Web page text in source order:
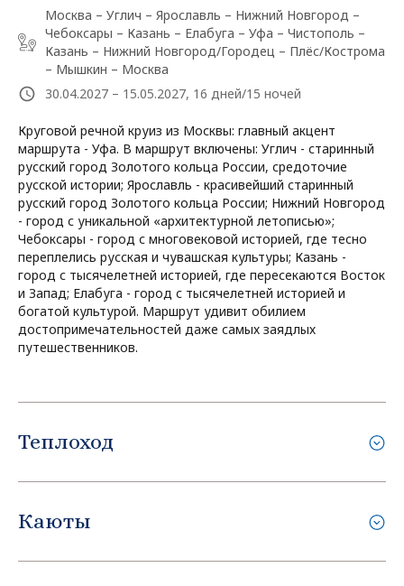
Москва – Углич – Ярославль – Нижний Новгород –
Чебоксары – Казань – Елабуга – Уфа – Чистополь –
Казань – Нижний Новгород/Городец – Плёс/Кострома
– Мышкин – Москва
30.04.2027 – 15.05.2027, 16 дней/15 ночей
Круговой речной круиз из Москвы: главный акцент
маршрута - Уфа. В маршрут включены: Углич - старинный
русский город Золотого кольца России, средоточие
русской истории; Ярославль - красивейший старинный
русский город Золотого кольца России; Нижний Новгород
- город с уникальной «архитектурной летописью»;
Чебоксары - город с многовековой историей, где тесно
переплелись русская и чувашская культуры; Казань -
город с тысячелетней историей, где пересекаются Восток
и Запад; Елабуга - город с тысячелетней историей и
богатой культурой. Маршрут удивит обилием
достопримечательностей даже самых заядлых
путешественников.
Теплоход
Каюты